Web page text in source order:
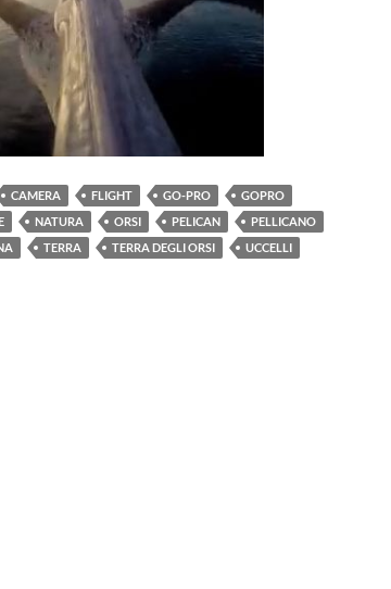
CAMERA FLIGHT GO-PRO
GOPRO
NATURA ORSI PELICAN
PELLICANO
TERRA TERRA DEGLI ORSI
UCCELLI